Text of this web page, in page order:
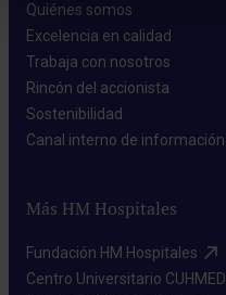
Quiénes somos​
Excelencia en calidad​
Trabaja con nosotros​
Rincón del accionista​
Sostenibilidad​
Canal interno de información​
Más HM Hospitales
Fundación HM Hospitales​
Centro Universitario CUHMED​